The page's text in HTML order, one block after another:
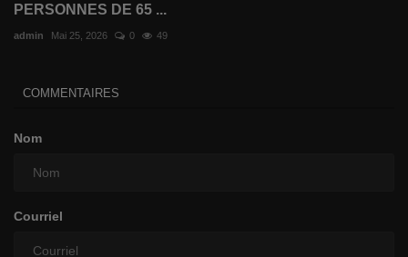
PERSONNES DE 65 ...
admin Mai 25, 2026 0 49
COMMENTAIRES
Nom
Courriel